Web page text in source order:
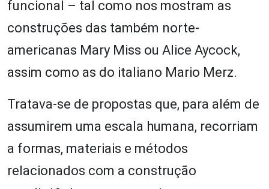
funcional – tal como nos mostram as
construções das também norte-
americanas Mary Miss ou Alice Aycock,
assim como as do italiano Mario Merz.
Tratava-se de propostas que, para além de
assumirem uma escala humana, recorriam
a formas, materiais e métodos
relacionados com a construção